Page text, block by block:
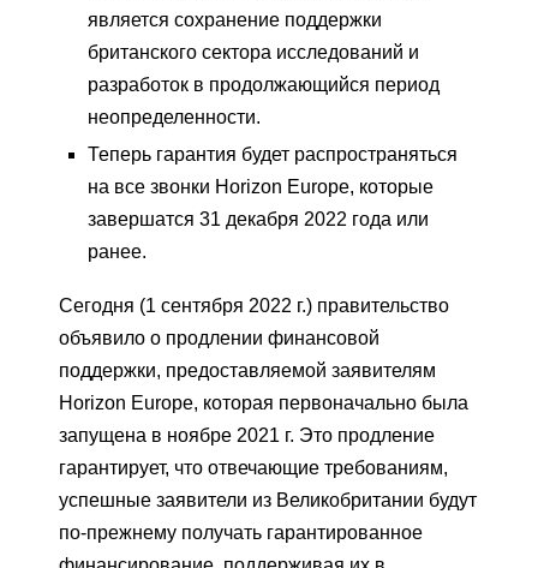
является сохранение поддержки
британского сектора исследований и
разработок в продолжающийся период
неопределенности.
Теперь гарантия будет распространяться
на все звонки Horizon Europe, которые
завершатся 31 декабря 2022 года или
ранее.
Сегодня (1 сентября 2022 г.) правительство
объявило о продлении финансовой
поддержки, предоставляемой заявителям
Horizon Europe, которая первоначально была
запущена в ноябре 2021 г. Это продление
гарантирует, что отвечающие требованиям,
успешные заявители из Великобритании будут
по-прежнему получать гарантированное